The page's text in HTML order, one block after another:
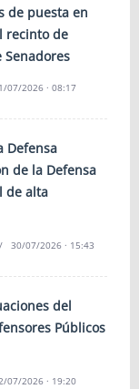
de puesta en
recinto de
Senadores
07/2026 · 08:17
Defensa
de la Defensa
de alta
30/07/2026 · 15:43
del
Públicos
07/2026 · 19:20